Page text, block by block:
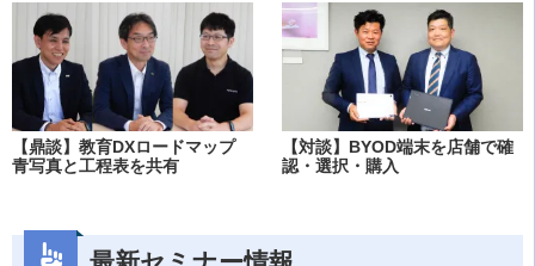
【鼎談】教育DXロードマップ
青写真と工程表を共有
【対談】BYOD端末を店舗で確
認・選択・購入